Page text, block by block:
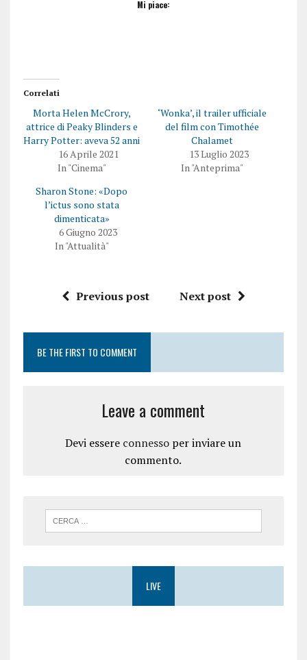
Mi piace:
Correlati
Morta Helen McCrory,
attrice di Peaky Blinders e
Harry Potter: aveva 52 anni
16 Aprile 2021
In "Cinema"
‘Wonka’, il trailer ufficiale
del film con Timothée
Chalamet
13 Luglio 2023
In "Anteprima"
Sharon Stone: «Dopo
l’ictus sono stata
dimenticata»
6 Giugno 2023
In "Attualità"
Previous post Next post
BE THE FIRST TO COMMENT
Leave a comment
Devi essere connesso per inviare un
commento.
LIVE